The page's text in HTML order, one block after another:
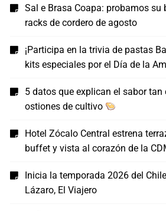
Sal e Brasa Coapa: probamos
racks de cordero de agosto
¡Participa en la trivia de pastas
kits especiales por el Día de la
5 datos que explican el sabor tan
ostiones de cultivo
Hotel Zócalo Central estrena
buffet y vista al corazón de la
Inicia la temporada 2026 del
Lázaro, El Viajero